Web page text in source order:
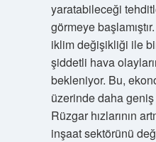
yaratabileceği
görmeye
iklim değişikliği ile
şiddetli hava
bekleniyor. Bu,
üzerinde daha
Rüzgar hızlarının
inşaat sektörünü